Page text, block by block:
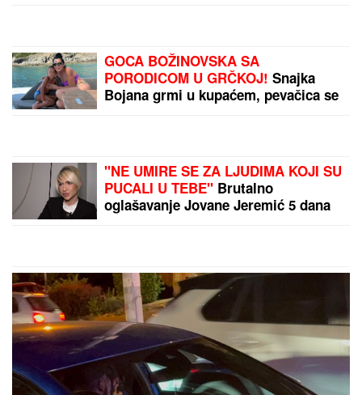
RASKINULI TEODORA I
(FOTO, VIDEO) "ZAČUO
SE HUK, A ONDA JE
PEPEO POČEO DA PADA
PO NAMA"Meštani
PREPORUKA ZA VAS